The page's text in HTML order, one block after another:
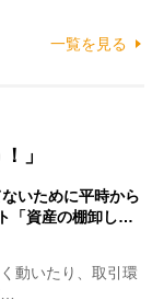
一覧を見る
」
いために平時から
「資産の棚卸し…
動いたり、取引環